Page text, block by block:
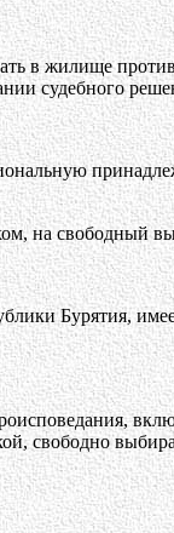
в жилище
судебного
на свободный
Бурятия,
свободно